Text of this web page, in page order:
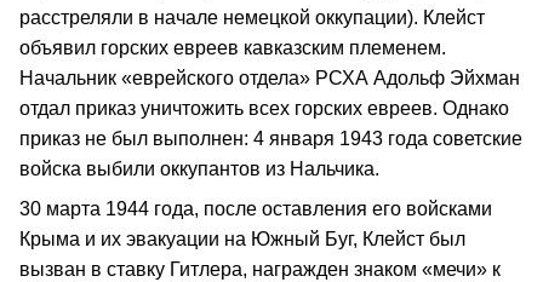
расстреляли в начале немецкой оккупации). Клейст
объявил горских евреев кавказским племенем.
Начальник «еврейского отдела» РСХА Адольф Эйхман
отдал приказ уничтожить всех горских евреев. Однако
приказ не был выполнен: 4 января 1943 года советские
войска выбили оккупантов из Нальчика.
30 марта 1944 года, после оставления его войсками
Крыма и их эвакуации на Южный Буг, Клейст был
вызван в ставку Гитлера, награжден знаком «мечи» к